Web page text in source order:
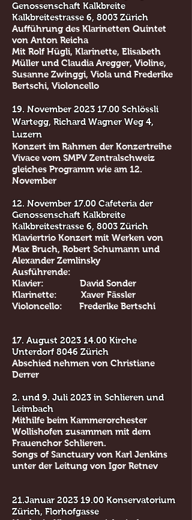
Genossenschaft Kalkbreite
Kalkbreitestrasse 6, 8003 Zürich
Aufführung des Klarinetten Quintet
von Anton Reicha
Mit Rolf Hügli, Klarinette, Elisabeth
Müller und Claudia Aregger, Violine,
Susanne Zwinggi, Viola und Frederike
Bertschi, Violoncello
19. November 2023 17.00 Schlössli
Wartegg, Richard Wagner Weg 4,
Luzern
Konzert im Rahmen der Konzertreihe
Vivace vom SMPV Zentralschweiz
gleiches Programm wie am 12.
November
12. November 17.00 Cafeteria der
Genossenschaft Kalkbreite
Kalkbreitestrasse 6, 8003 Zürich
Klaviertrio Konzert mit Werken von
Max Bruch, Robert Schumann und
Alexander Zemlinsky
Ausführende:
Klavier: David Sonder
Klarinette: Xaver Fässler
Violoncello: Frederike Bertschi
17. August 2023 14.00 Kirche
Unterdorf 8046 Zürich
Abschied nehmen von Christiane
Derrer
2. und 9. Juli 2023 in Schlieren und
Leimbach
Mithilfe beim Kammerorchester
Wollishofen zusammen mit dem
Frauenchor Schlieren.
Songs of Sanctuary von Karl Jenkins
unter der Leitung von Igor Retnev
21.Januar 2023 19.00 Konservatorium
Zürich, Florhofgasse